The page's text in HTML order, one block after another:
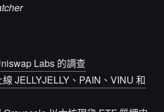
Labs 的調查
JELLYJELLY、PAIN、VINU 和